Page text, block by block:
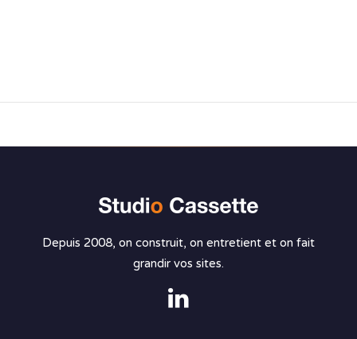
Depuis 2008, on construit, on entretient et on fait
grandir vos sites.